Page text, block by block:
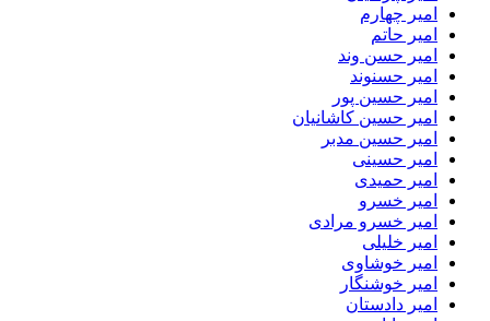
امیر چهارم
امیر حاتم
امیر حسن وند
امیر حسنوند
امیر حسین پور
امیر حسین کاشانیان
امیر حسین مدبر
امیر حسینی
امیر حمیدی
امیر خسرو
امیر خسرو مرادی
امیر خلیلی
امیر خوشاوی
امیر خوشنگار
امیر دادستان